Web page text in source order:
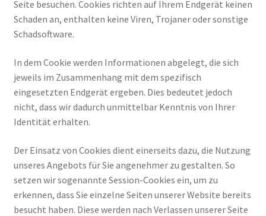
Seite besuchen. Cookies richten auf Ihrem Endgerät keinen
Schaden an, enthalten keine Viren, Trojaner oder sonstige
Schadsoftware.
In dem Cookie werden Informationen abgelegt, die sich
jeweils im Zusammenhang mit dem spezifisch
eingesetzten Endgerät ergeben. Dies bedeutet jedoch
nicht, dass wir dadurch unmittelbar Kenntnis von Ihrer
Identität erhalten.
Der Einsatz von Cookies dient einerseits dazu, die Nutzung
unseres Angebots für Sie angenehmer zu gestalten. So
setzen wir sogenannte Session-Cookies ein, um zu
erkennen, dass Sie einzelne Seiten unserer Website bereits
besucht haben. Diese werden nach Verlassen unserer Seite